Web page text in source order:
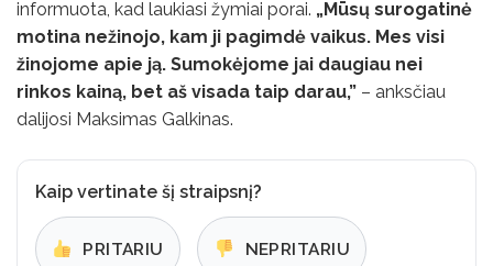
informuota, kad laukiasi žymiai porai. „Mūsų surogatinė
motina nežinojo, kam ji pagimdė vaikus. Mes visi
žinojome apie ją. Sumokėjome jai daugiau nei
rinkos kainą, bet aš visada taip darau,” – anksčiau
dalijosi Maksimas Galkinas.
Kaip vertinate šį straipsnį?
PRITARIU NEPRITARIU